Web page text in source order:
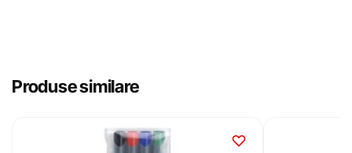
Produse similare